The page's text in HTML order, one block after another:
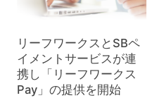
リーフワークスとSBペ
イメントサービスが連
携し「リーフワークス
Pay」の提供を開始